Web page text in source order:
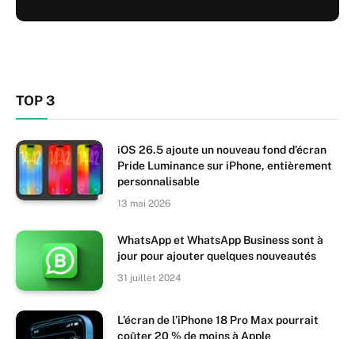
TOP 3
iOS 26.5 ajoute un nouveau fond d’écran
Pride Luminance sur iPhone, entièrement
personnalisable
13 mai 2026
WhatsApp et WhatsApp Business sont à
jour pour ajouter quelques nouveautés
31 juillet 2024
L’écran de l’iPhone 18 Pro Max pourrait
coûter 20 % de moins à Apple